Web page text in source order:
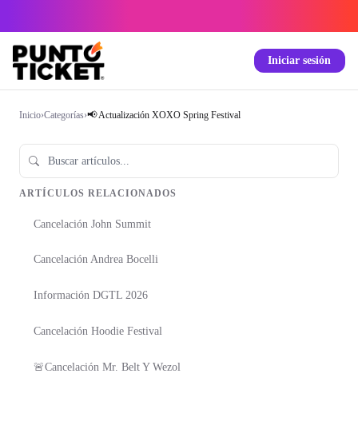
Iniciar sesión
Inicio›Categorías›📢 Actualización XOXO Spring Festival
ARTÍCULOS RELACIONADOS
Cancelación John Summit
Cancelación Andrea Bocelli
Información DGTL 2026
Cancelación Hoodie Festival
🚨Cancelación Mr. Belt Y Wezol